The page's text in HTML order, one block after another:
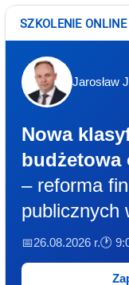
SZKOLENIE ONLINE
Jarosław
Nowa
budżetowa
– reforma
publicznych
📅26.08.2026 r.🕐